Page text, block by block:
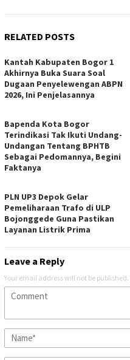
RELATED POSTS
Kantah Kabupaten Bogor 1
Akhirnya Buka Suara Soal
Dugaan Penyelewengan ABPN
2026, Ini Penjelasannya
Bapenda Kota Bogor
Terindikasi Tak Ikuti Undang-
Undangan Tentang BPHTB
Sebagai Pedomannya, Begini
Faktanya
PLN UP3 Depok Gelar
Pemeliharaan Trafo di ULP
Bojonggede Guna Pastikan
Layanan Listrik Prima
Leave a Reply
Your email address will not be published.